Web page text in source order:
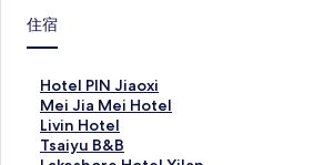
住宿
Hotel PIN Jiaoxi
H
o
t
e
Mei Jia Mei Hotel
M
e
i
Livin Hotel
L
iTsaiyu B&B
T